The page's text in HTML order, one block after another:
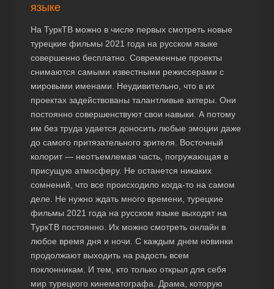
языке
На ТуркТВ можно в числе первых смотреть новые
турецкие фильмы 2021 года на русском языке
совершенно бесплатно. Современные проекты
снимаются самыми известными режиссерами с
мировыми именами. Неудивительно, что в их
проектах задействованы талантливые актеры. Они
постоянно совершенствуют свои навыки. А потому
им без труда удается доносить любые эмоции даже
до самого притязательного зрителя. Восточный
колорит — неотъемлемая часть, погружающая в
присущую атмосферу. Не останется никаких
сомнений, что все происходило когда-то на самом
деле. Не нужно ждать много времени, турецкие
фильмы 2021 года на русском языке выходят на
ТуркТВ постоянно. Их можно смотреть онлайн в
любое время дня и ночи. С каждым днем новинки
продолжают выходить на радость всем
поклонникам. И тем, кто только открыл для себя
мир турецкого кинематографа. Драма, которую